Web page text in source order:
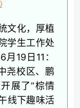
文化，厚植
学生工作处
19日11：
尧校区、鹏
展了“棕情
线下趣味活